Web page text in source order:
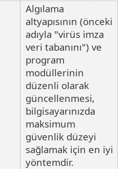
Algılama
altyapısının (önceki
adıyla "virüs imza
veri tabanını") ve
program
modüllerinin
düzenli olarak
güncellenmesi,
bilgisayarınızda
maksimum
güvenlik düzeyi
sağlamak için en iyi
yöntemdir.